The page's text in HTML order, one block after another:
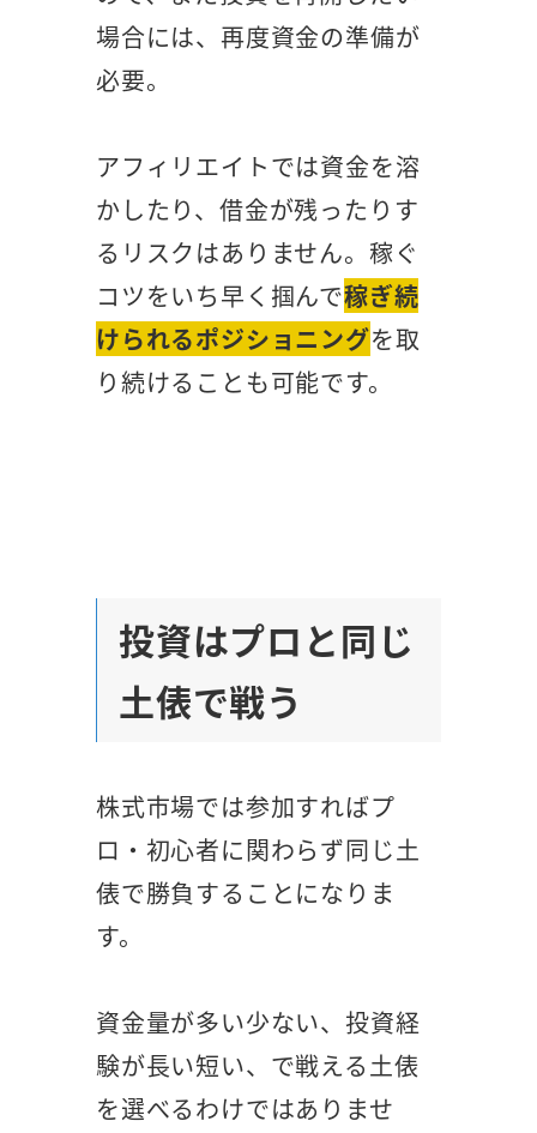
場合には、再度資金の準備が
必要。
アフィリエイトでは資金を溶
かしたり、借金が残ったりす
るリスクはありません。稼ぐ
コツをいち早く掴んで稼ぎ続
けられるポジショニングを取
り続けることも可能です。
投資はプロと同じ
土俵で戦う
株式市場では参加すればプ
ロ・初心者に関わらず同じ土
俵で勝負することになりま
す。
資金量が多い少ない、投資経
験が長い短い、で戦える土俵
を選べるわけではありませ